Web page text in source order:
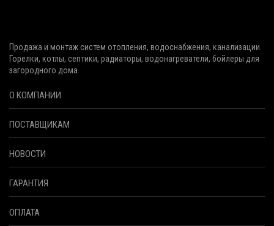
Продажа и монтаж систем отопления, водоснабжения, канализации.
Горелки, котлы, септики, радиаторы, водонагреватели, бойлеры для
загородного дома.
О КОМПАНИИ
ПОСТАВЩИКАМ
НОВОСТИ
ГАРАНТИЯ
ОПЛАТА